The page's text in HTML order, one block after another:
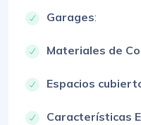
Garages:
Materiales de
Espacios
Características